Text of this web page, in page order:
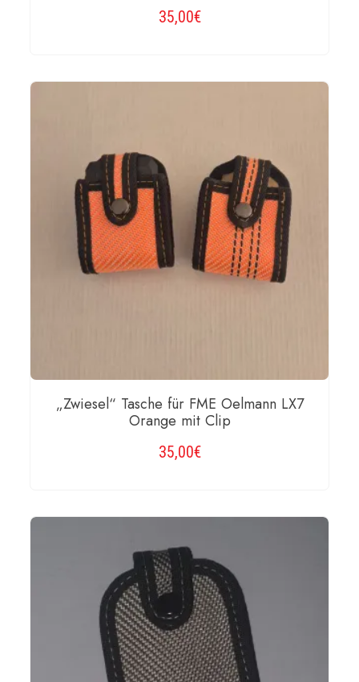
35,00€
WEITERLESEN
„Zwiesel“ Tasche für FME Oelmann LX7
Orange mit Clip
35,00€
WEITERLESEN